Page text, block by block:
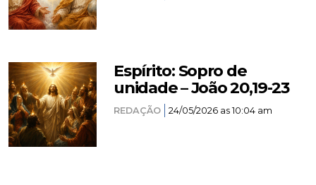
Espírito: Sopro de
unidade – João 20,19-23
REDAÇÃO 24/05/2026 as 10:04 am